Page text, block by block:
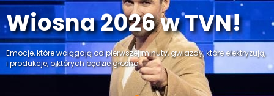
Wiosna 2026 w TVN!
Emocje, które wciągają od pierwszej minuty, gwiazdy, które elektryzują,
i produkcje, o których będzie głośno.